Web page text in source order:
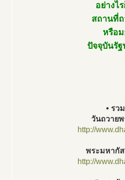
อย่างไ
สถานที่ถ
หรือ
ปัจจุบันรั
• รว
วันถวาย
http://
พระมหากัส
http://